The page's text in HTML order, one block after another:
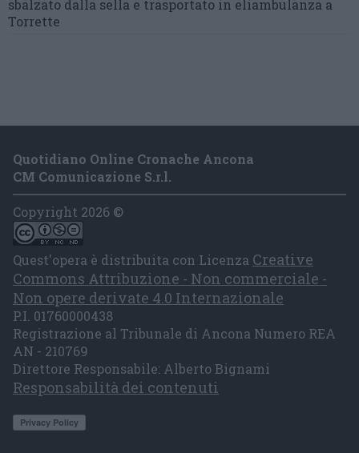
sbalzato dalla sella e trasportato in eliambulanza a
Torrette
Quotidiano Online Cronache Ancona
CM Comunicazione S.r.l.
Copyright 2026 ©
Quest'opera è distribuita con Licenza Creative
Commons Attribuzione - Non commerciale -
Non opere derivate 4.0 Internazionale
P.I. 01760000438
Registrazione al Tribunale di Ancona Numero REA
AN - 210769
Direttore Responsabile: Alberto Bignami
Responsabilità dei contenuti